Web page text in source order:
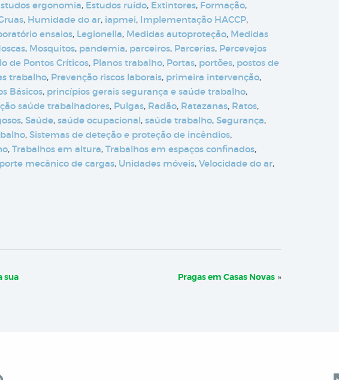
ergonomia, Estudos ruído, Extintores, Formação,
, Humidade do ar, iapmei, Implementação HACCP,
ensaios, Legionella, Medidas autoproteção, Medidas
, Mosquitos, pandemia, parceiros, Parcerias, Percevejos
de Pontos Críticos, Planos trabalho, Portas, portões, postos de
trabalho, Prevenção riscos laborais, primeira intervenção,
Básicos, princípios gerais segurança e saúde trabalho,
saúde trabalhadores, Pulgas, Radão, Ratazanas, Ratos,
, Saúde, saúde ocupacional, saúde trabalho, Segurança,
, Sistemas de deteção e proteção de incêndios,
, Trabalhos em altura, Trabalhos em espaços confinados,
mecânico de cargas, Unidades móveis, Velocidade do ar,
sua
Pragas em Casas Novas »